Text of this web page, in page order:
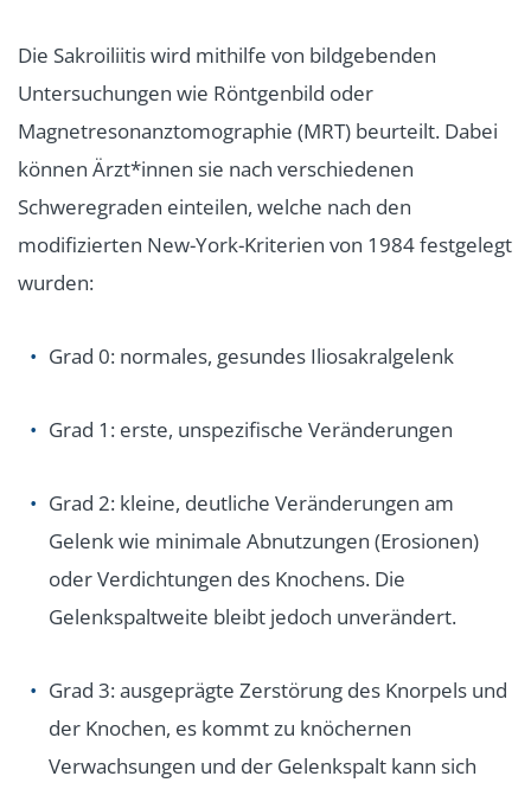
Die Sakroiliitis wird mithilfe von bildgebenden
Untersuchungen wie Röntgenbild oder
Magnetresonanztomographie (MRT) beurteilt. Dabei
können Ärzt*innen sie nach verschiedenen
Schweregraden einteilen, welche nach den
modifizierten New-York-Kriterien von 1984 festgelegt
wurden:
Grad 0: normales, gesundes Iliosakralgelenk
Grad 1: erste, unspezifische Veränderungen
Grad 2: kleine, deutliche Veränderungen am
Gelenk wie minimale Abnutzungen (Erosionen)
oder Verdichtungen des Knochens. Die
Gelenkspaltweite bleibt jedoch unverändert.
Grad 3: ausgeprägte Zerstörung des Knorpels und
der Knochen, es kommt zu knöchernen
Verwachsungen und der Gelenkspalt kann sich